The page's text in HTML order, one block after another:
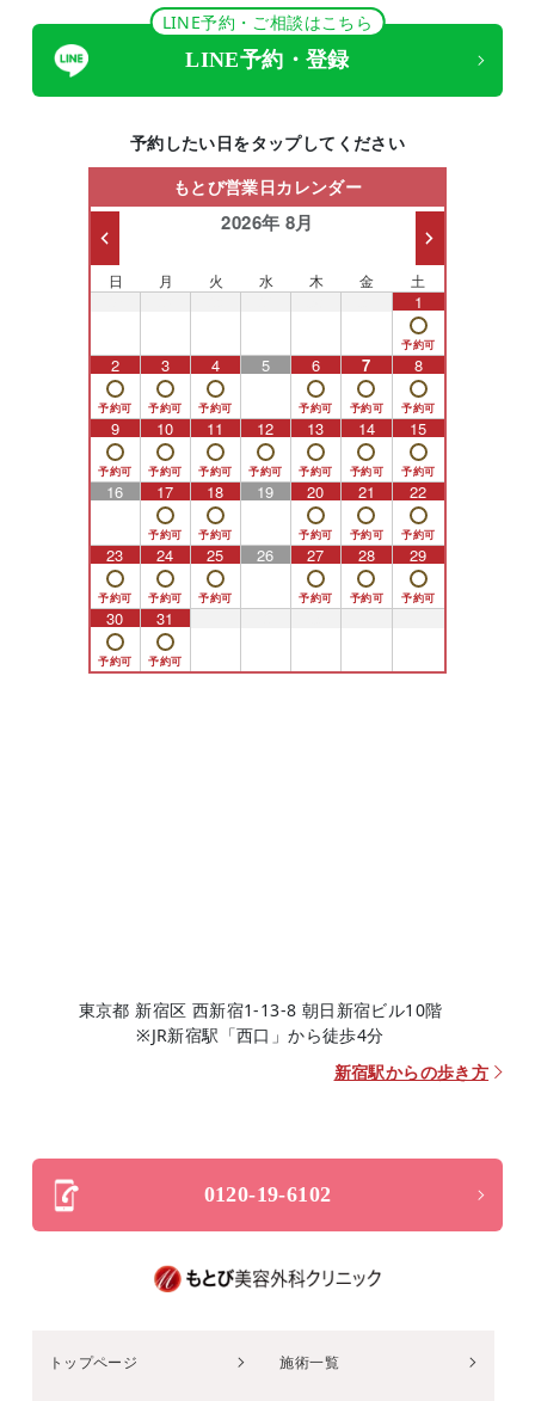
LINE予約・ご相談はこちら
LINE予約・登録
予約したい日をタップしてください
もとび営業日カレンダー
2026年 8月
日 月 火 水 木 金 土
1
2 3 4 5 6 7 8
9 10 11 12 13 14 15
16 17 18 19 20 21 22
23 24 25 26 27 28 29
30 31
東京都 新宿区 西新宿1-13-8 朝日新宿ビル10階
※JR新宿駅「西口」から徒歩4分
新宿駅からの歩き方
0120-19-6102
トップページ 施術一覧